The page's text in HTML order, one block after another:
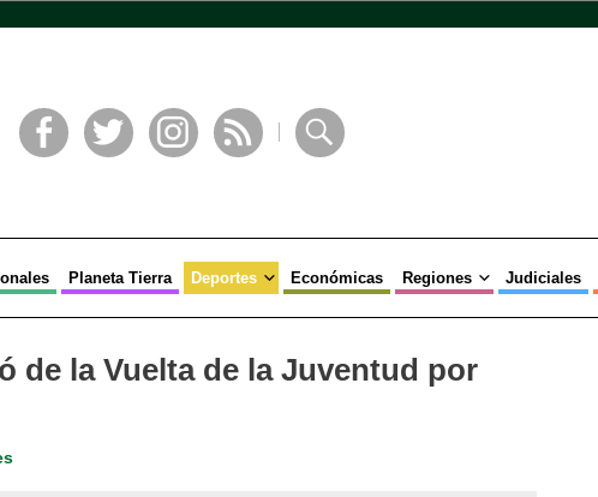
Planeta Tierra Deportes Económicas Regiones Judiciales
de la Vuelta de la Juventud por